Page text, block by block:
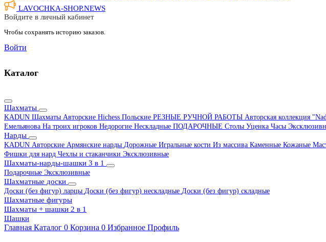
LAVOCHKA-SHOP.NEWS
Войдите в личный кабинет
Чтобы сохранять историю заказов.
Войти
Каталог
Шахматы
KADUN Шахматы Авторские Hichess Польские РЕЗНЫЕ РУЧНОЙ РАБОТЫ Авторская коллекция
Емельянова На троих игроков Недорогие Нескладные ПОДАРОЧНЫЕ Столы Уценка Часы
Нарды
KADUN Авторские Армянские нарды Дорожные Игральные кости Из массива Каменные Кожаные
Фишки для нард Чехлы и стаканчики Эксклюзивные
Шахматы-нарды-шашки 3 в 1
Подарочные Эксклюзивные
Шахматные доски
Доски (без фигур) ларцы Доски (без фигур) нескладные Доски (без фигур) складные
Шахматные фигуры
Шахматы + шашки 2 в 1
Шашки
Главная Каталог 0 Корзина 0 Избранное Профиль